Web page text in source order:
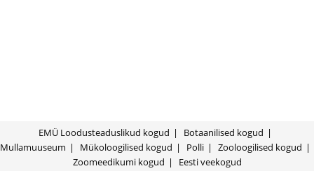
EMÜ Loodusteaduslikud kogud
Botaanilised kogud
Mullamuuseum
Mükoloogilised kogud Polli
Zooloogilised kogud
Zoomeedikumi kogud
Eesti veekogud